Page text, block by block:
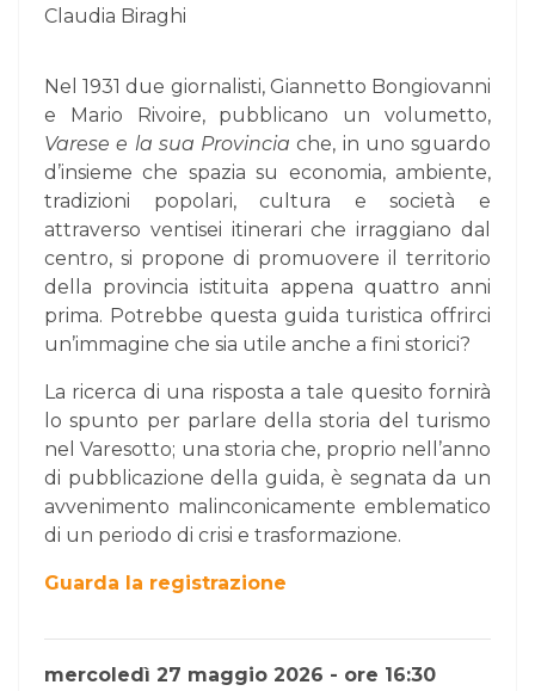
Claudia Biraghi
Nel 1931 due giornalisti, Giannetto Bongiovanni
e Mario Rivoire, pubblicano un volumetto,
Varese e la sua Provincia che, in uno sguardo
d’insieme che spazia su economia, ambiente,
tradizioni popolari, cultura e società e
attraverso ventisei itinerari che irraggiano dal
centro, si propone di promuovere il territorio
della provincia istituita appena quattro anni
prima. Potrebbe questa guida turistica offrirci
un’immagine che sia utile anche a fini storici?
La ricerca di una risposta a tale quesito fornirà
lo spunto per parlare della storia del turismo
nel Varesotto; una storia che, proprio nell’anno
di pubblicazione della guida, è segnata da un
avvenimento malinconicamente emblematico
di un periodo di crisi e trasformazione.
Guarda la registrazione
mercoledì 27 maggio 2026 - ore 16:30